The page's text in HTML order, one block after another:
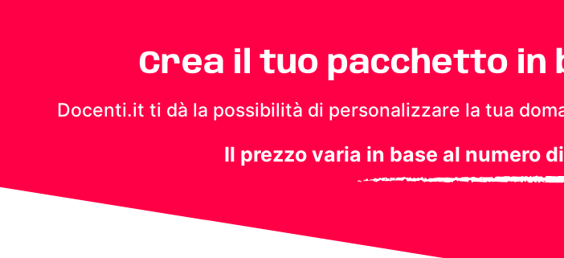
Crea il tuo pacchetto in
Docenti.it ti dà la possibilità di personalizzare la tua
Il prezzo varia in base al numero